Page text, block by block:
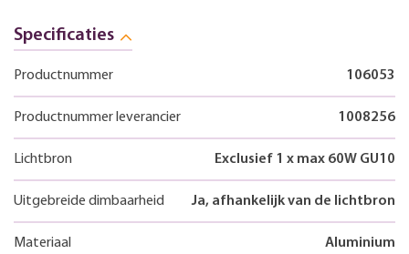
Specificaties
Productnummer 106053
Productnummer leverancier 1008256
Lichtbron Exclusief 1 x max 60W GU10
Uitgebreide dimbaarheid Ja, afhankelijk van de lichtbron
Materiaal Aluminium